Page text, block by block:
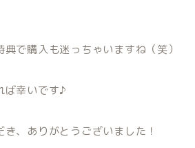
で購入も迷っちゃいますね（笑）
ば幸いです♪
、ありがとうございました！